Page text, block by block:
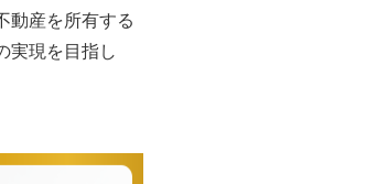
動産を所有する
実現を目指し